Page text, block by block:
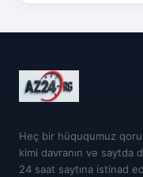
Heç bir hüququmuz
kimi davranın və saytda
24 saat saytına istinad